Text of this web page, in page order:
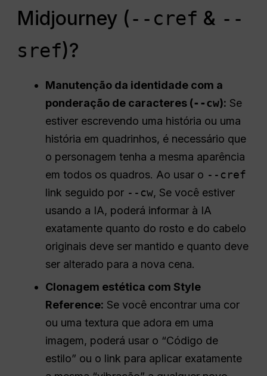
Midjourney (--cref & --
sref)?
Manutenção da identidade com a
ponderação de caracteres (--cw): Se
estiver escrevendo uma história ou uma
história em quadrinhos, é necessário que
o personagem tenha a mesma aparência
em todos os quadros. Ao usar o --cref
link seguido por --cw, Se você estiver
usando a IA, poderá informar à IA
exatamente quanto do rosto e do cabelo
originais deve ser mantido e quanto deve
ser alterado para a nova cena.
Clonagem estética com Style
Reference: Se você encontrar uma cor
ou uma textura que adora em uma
imagem, poderá usar o “Código de
estilo” ou o link para aplicar exatamente